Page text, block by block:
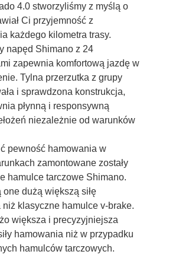
4.0 stworzyliśmy z myślą o
Ci przyjemność z
każdego kilometra trasy.
napęd Shimano z 24
zapewnia komfortową jazdę w
Tylna przerzutka z grupy
i sprawdzona konstrukcja,
płynną i responsywną
niezależnie od warunków
pewność hamowania w
zamontowane zostały
hamulce tarczowe Shimano.
dużą większą siłę
niż klasyczne hamulce v-brake.
większa i precyzyjniejsza
hamowania niż w przypadku
hamulców tarczowych.